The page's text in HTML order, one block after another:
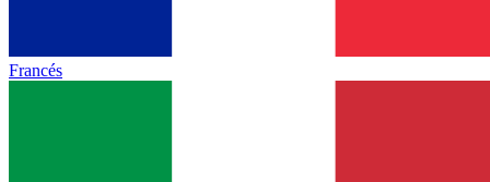
Francés